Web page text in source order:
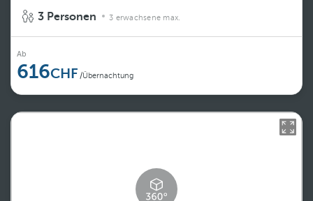
3 Personen 3 erwachsene max.
Ab
616 /Übernachtung